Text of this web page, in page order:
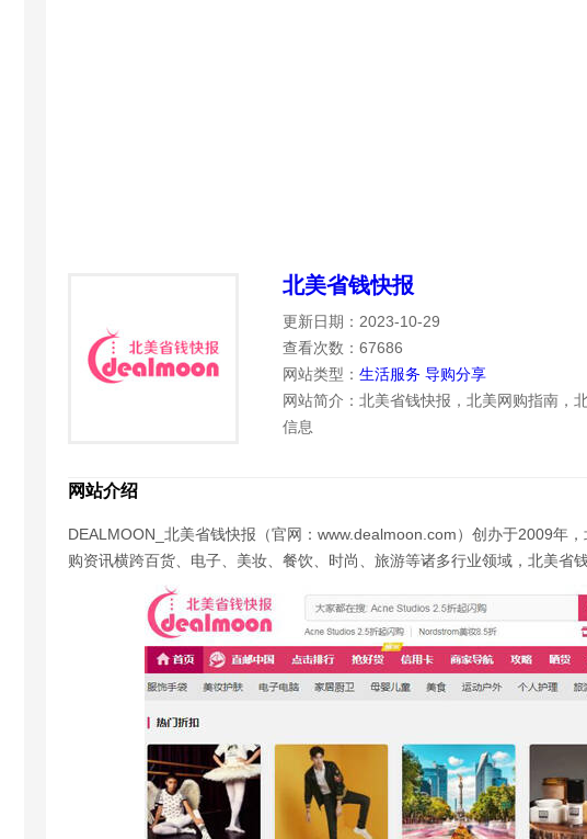
北美省钱快报
更新日期：2023-10-29
查看次数：67686
网站类型： 生活服务 导购分享
网站简介：北美省钱快报，北美网购指南，
信息
网站介绍
DEALMOON_北美省钱快报（官网：www.dealmoon.com）创办于2009年
购资讯横跨百货、电子、美妆、餐饮、时尚、旅游等诸多行业领域，北美省